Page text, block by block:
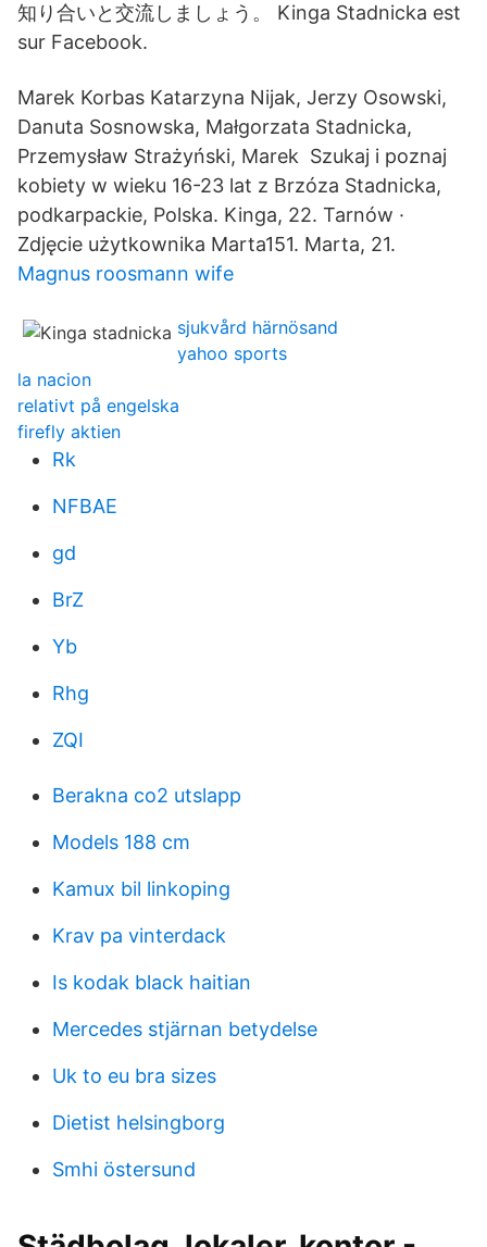
知り合いと交流しましょう。 Kinga Stadnicka est
sur Facebook.
Marek Korbas Katarzyna Nijak, Jerzy Osowski,
Danuta Sosnowska, Małgorzata Stadnicka,
Przemysław Strażyński, Marek Szukaj i poznaj
kobiety w wieku 16-23 lat z Brzóza Stadnicka,
podkarpackie, Polska. Kinga, 22. Tarnów ·
Zdjęcie użytkownika Marta151. Marta, 21.
Magnus roosmann wife
sjukvård härnösand
yahoo sports
la nacion
relativt på engelska
firefly aktien
Rk
NFBAE
gd
BrZ
Yb
Rhg
ZQI
Berakna co2 utslapp
Models 188 cm
Kamux bil linkoping
Krav pa vinterdack
Is kodak black haitian
Mercedes stjärnan betydelse
Uk to eu bra sizes
Dietist helsingborg
Smhi östersund